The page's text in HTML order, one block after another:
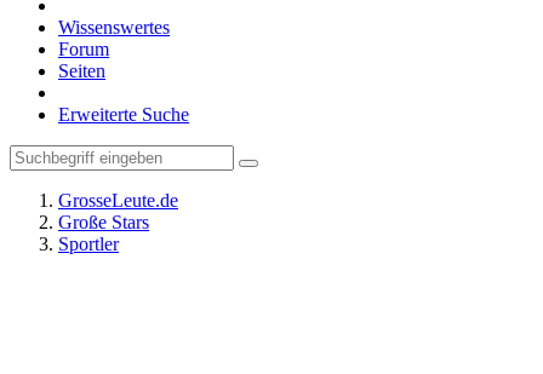
Wissenswertes
Forum
Seiten
Erweiterte Suche
GrosseLeute.de
Große Stars
Sportler